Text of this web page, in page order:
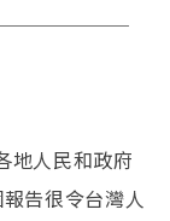
地人民和政府
告很令台灣人